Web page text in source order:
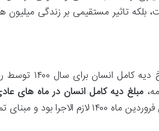
بلکه تاثیر مستقیمی بر زندگی
در اسفند ماه سال
مبنای تمامی محاسبات دیه قرار گرفت.